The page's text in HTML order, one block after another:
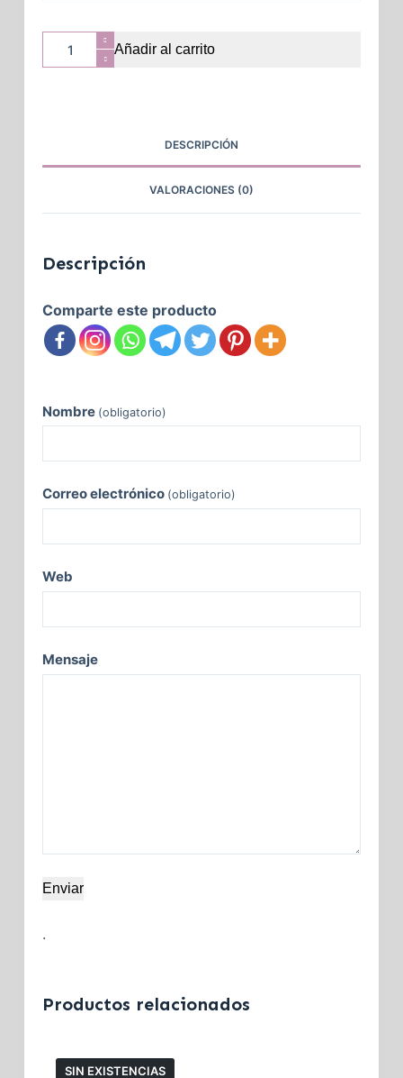
Añadir al carrito
DESCRIPCIÓN
VALORACIONES (0)
Descripción
Comparte este producto
Nombre (obligatorio)
Correo electrónico (obligatorio)
Web
Mensaje
Enviar
.
Productos relacionados
SIN EXISTENCIAS